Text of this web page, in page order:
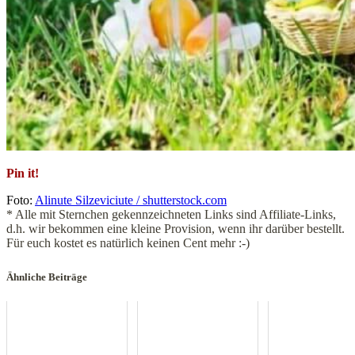
Pin it!
Foto: Alinute Silzeviciute / shutterstock.com
* Alle mit Sternchen gekennzeichneten Links sind Affiliate-Links,
d.h. wir bekommen eine kleine Provision, wenn ihr darüber bestellt.
Für euch kostet es natürlich keinen Cent mehr :-)
Ähnliche Beiträge